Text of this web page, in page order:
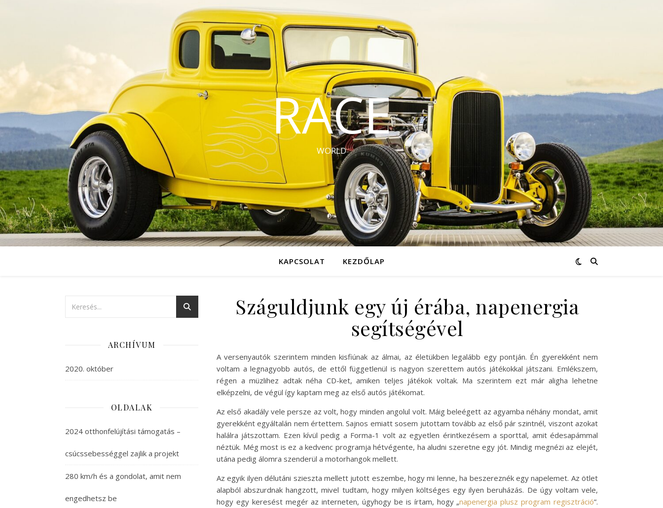
RACE
WORLD
KAPCSOLAT KEZDŐLAP
ARCHÍVUM
2020. október
OLDALAK
2024 otthonfelújítási támogatás –
csúcssebességgel zajlik a projekt
280 km/h és a gondolat, amit nem
engedhetsz be
Száguldjunk egy új érába, napenergia
segítségével
A versenyautók szerintem minden kisfiúnak az álmai, az életükben legalább egy pontján. Én gyerekként nem
voltam a legnagyobb autós, de ettől függetlenül is nagyon szerettem autós játékokkal játszani. Emlékszem,
régen a müzlihez adtak néha CD-ket, amiken teljes játékok voltak. Ma szerintem ezt már aligha lehetne
elképzelni, de végül így kaptam meg az első autós játékomat.
Az első akadály vele persze az volt, hogy minden angolul volt. Máig beleégett az agyamba néhány mondat, amit
gyerekként egyáltalán nem értettem. Sajnos emiatt sosem jutottam tovább az első pár szintnél, viszont azokat
halálra játszottam. Ezen kívül pedig a Forma-1 volt az egyetlen érintkezésem a sporttal, amit édesapámmal
néztük. Még most is ez a kedvenc programja hétvégente, ha aludni szeretne egy jót. Mindig megnézi az elejét,
utána pedig álomra szenderül a motorhangok mellett.
Az egyik ilyen délutáni szieszta mellett jutott eszembe, hogy mi lenne, ha beszereznék egy napelemet. Az ötlet
alapból abszurdnak hangzott, mivel tudtam, hogy milyen költséges egy ilyen beruházás. De úgy voltam vele,
hogy egy keresést megér az interneten, úgyhogy be is írtam, hogy „napenergia plusz program regisztráció”.